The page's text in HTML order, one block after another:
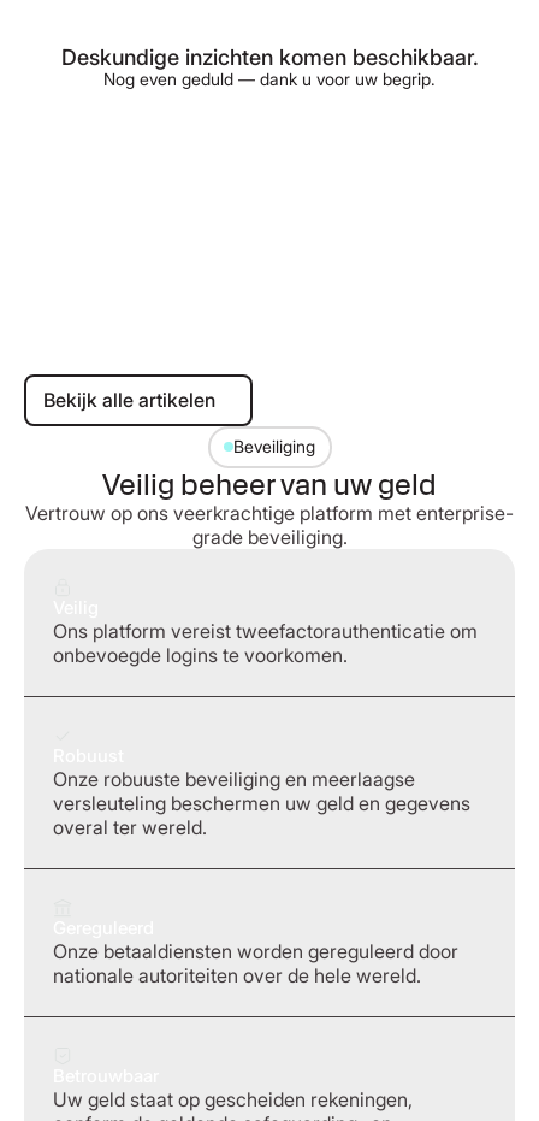
Deskundige inzichten komen beschikbaar.
Nog even geduld — dank u voor uw begrip.
Bekijk alle artikelen
Bekijk alle artikelen
Beveiliging
Veilig beheer van uw geld
Vertrouw op ons veerkrachtige platform met enterprise-
grade beveiliging.
Ons platform vereist tweefactorauthenticatie om
onbevoegde logins te voorkomen.
Onze robuuste beveiliging en meerlaagse
versleuteling beschermen uw geld en gegevens
overal ter wereld.
Onze betaaldiensten worden gereguleerd door
nationale autoriteiten over de hele wereld.
Uw geld staat op gescheiden rekeningen,